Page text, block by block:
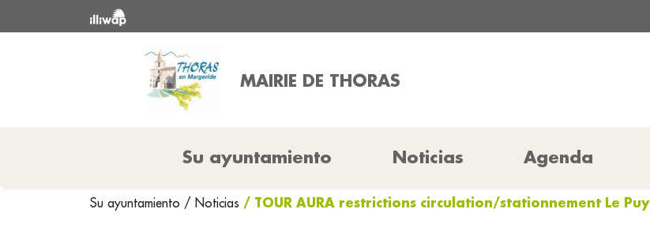
MAIRIE DE THORAS
Su ayuntamiento Noticias Agenda
Su ayuntamiento / Noticias / TOUR AURA restrictions circulation/stationnement Le Puy